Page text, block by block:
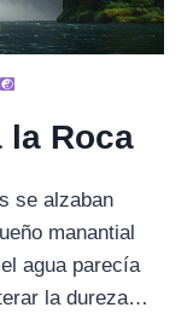
la Roca
se alzaban
manantial
agua parecía
la dureza…